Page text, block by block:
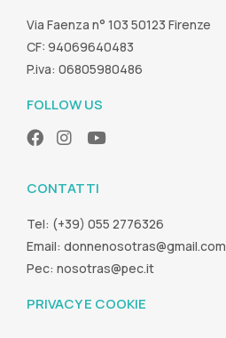
Via Faenza n° 103 50123 Firenze
CF: 94069640483
P.iva: 06805980486
FOLLOW US
CONTATTI
Tel: (+39) 055 2776326
Email: donnenosotras@gmail.com
Pec: nosotras@pec.it
PRIVACY E COOKIE